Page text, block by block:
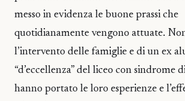
messo in evidenza le buone prassi che
quotidianamente vengono attuate.
l’intervento delle famiglie e di un ex
“d’eccellenza” del liceo con sindrome
hanno portato le loro esperienze e